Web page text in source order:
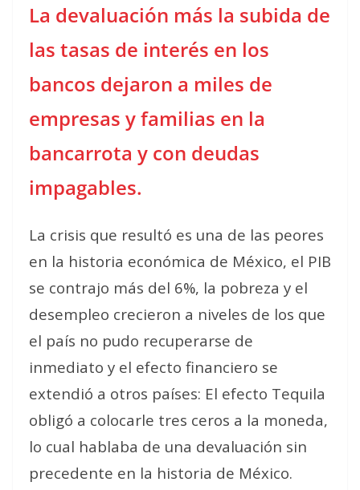
La devaluación más la subida de
las tasas de interés en los
bancos dejaron a miles de
empresas y familias en la
bancarrota y con deudas
impagables.
La crisis que resultó es una de las peores
en la historia económica de México, el PIB
se contrajo más del 6%, la pobreza y el
desempleo crecieron a niveles de los que
el país no pudo recuperarse de
inmediato y el efecto financiero se
extendió a otros países: El efecto Tequila
obligó a colocarle tres ceros a la moneda,
lo cual hablaba de una devaluación sin
precedente en la historia de México.